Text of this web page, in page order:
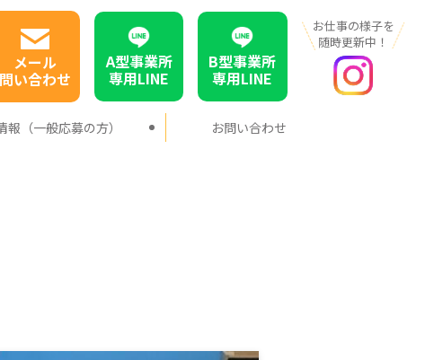
報（一般応募の方） お問い合わせ
メール
問い合わせ
A型事業所
専用LINE
B型事業所
専用LINE
お仕事の様子を
随時更新中！